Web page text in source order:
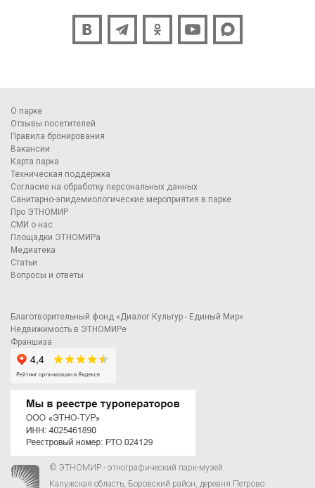
О парке
Отзывы посетителей
Правила бронирования
Вакансии
Карта парка
Техническая поддержка
Согласие на обработку персональных данных
Санитарно-эпидемиологические мероприятия в парке
Про ЭТНОМИР
СМИ о нас
Площадки ЭТНОМИРа
Медиатека
Статьи
Вопросы и ответы
Благотворительный фонд «Диалог Культур - Единый Мир»
Недвижимость в ЭТНОМИРе
Франшиза
© ЭТНОМИР - этнографический парк-музей
Калужская область, Боровский район, деревня Петрово.